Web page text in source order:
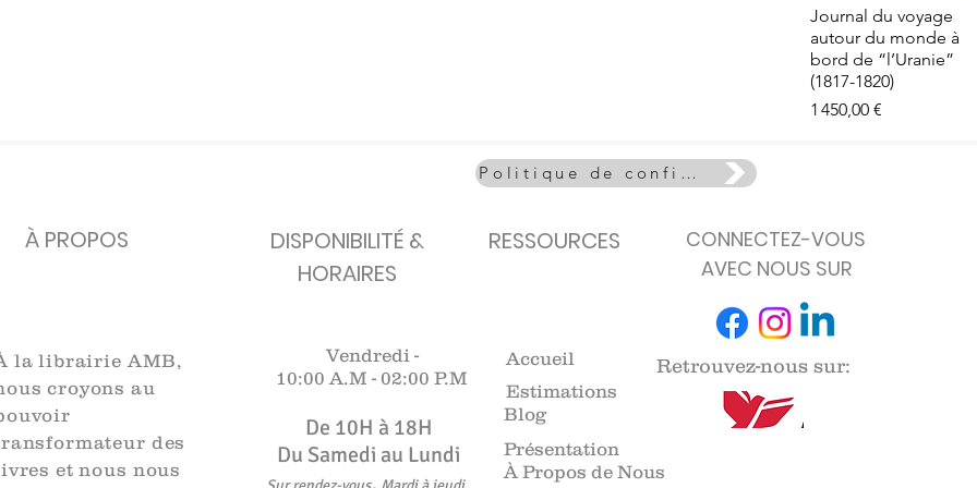
Aperçu rapide
Journal du voyage
autour du monde à
bord de “l’Uranie”
(1817-1820)
Prix
1 450,00 €
Politique de confidentialité
À PROPOS
DISPONIBILITÉ &
HORAIRES
RESSOURCES
CONNECTEZ-VOUS
AVEC NOUS SUR
la librairie AMB,
croyons au
des
et nous nous
Vendredi -
10:00 A.M - 02:00 P.M
De 10H à 18H​​​
Du Samedi au Lundi
,
Accueil
Estimations
Blog
Retrouvez-nous sur:
Présentation
À Propos de Nous